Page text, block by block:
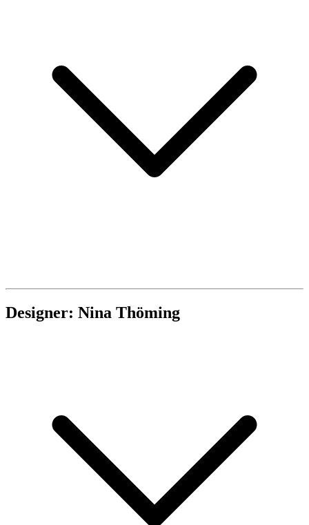
Designer: Nina Thöming